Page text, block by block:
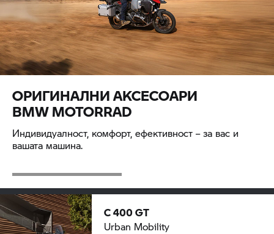
ОРИГИНАЛНИ АКСЕСОАРИ
BMW MOTORRAD
Индивидуалност, комфорт, ефективност – за вас и
вашата машина.
C 400 GT
Urban Mobility